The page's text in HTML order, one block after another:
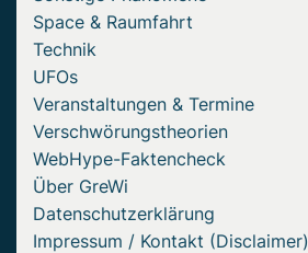
Space & Raumfahrt
Technik
UFOs
Veranstaltungen & Termine
Verschwörungstheorien
WebHype-Faktencheck
Über GreWi
Datenschutzerklärung
Impressum / Kontakt (Disclaimer)